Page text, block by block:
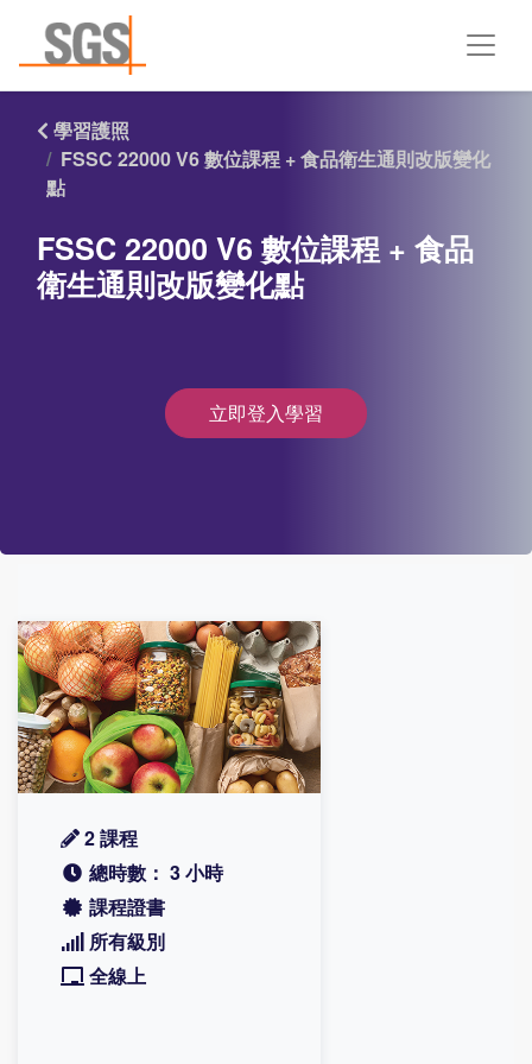
學習護照
FSSC 22000 V6 數位課程 + 食品衛生通則改版變化
點
FSSC 22000 V6 數位課程 + 食品
衛生通則改版變化點
立即登入學習
2 課程
總時數： 3 小時
課程證書
所有級別
全線上